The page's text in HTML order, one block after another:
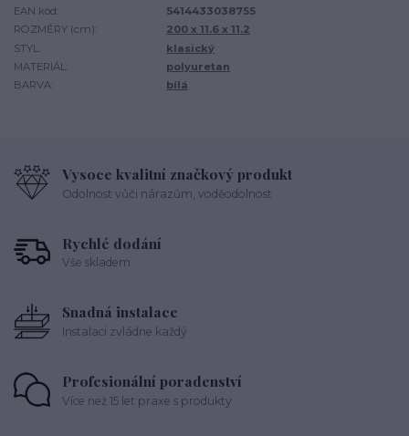
EAN kód:
5414433038755
ROZMĚRY (cm):
200 x 11.6 x 11.2
STYL:
klasický
MATERIÁL:
polyuretan
BARVA:
bílá
Vysoce kvalitní značkový produkt
Odolnost vůči nárazům, voděodolnost
Rychlé dodání
Vše skladem
Snadná instalace
Instalaci zvládne každý
Profesionální poradenství
Více než 15 let praxe s produkty